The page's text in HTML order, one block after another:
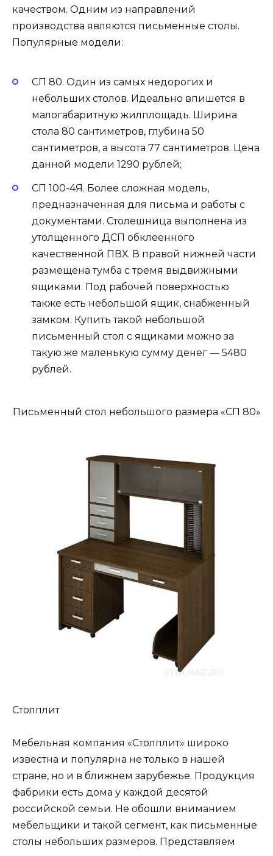
качеством. Одним из направлений
производства являются письменные столы.
Популярные модели:
СП 80. Один из самых недорогих и
небольших столов. Идеально впишется в
малогабаритную жилплощадь. Ширина
стола 80 сантиметров, глубина 50
сантиметров, а высота 77 сантиметров. Цена
данной модели 1290 рублей;
СП 100-4Я. Более сложная модель,
предназначенная для письма и работы с
документами. Столешница выполнена из
утолщенного ДСП обклеенного
качественной ПВХ. В правой нижней части
размещена тумба с тремя выдвижными
ящиками. Под рабочей поверхностью
также есть небольшой ящик, снабженный
замком. Купить такой небольшой
письменный стол с ящиками можно за
такую же маленькую сумму денег — 5480
рублей.
Письменный стол небольшого размера «СП 80»
Столплит
Мебельная компания «Столплит» широко
известна и популярна не только в нашей
стране, но и в ближнем зарубежье. Продукция
фабрики есть дома у каждой десятой
российской семьи. Не обошли вниманием
мебельщики и такой сегмент, как письменные
столы небольших размеров. Представляем